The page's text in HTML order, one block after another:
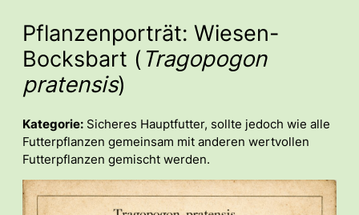
Pflanzenporträt: Wiesen-
Bocksbart ( Tragopogon
pratensis)
Kategorie: Sicheres Hauptfutter, sollte jedoch wie alle
Futterpflanzen gemeinsam mit anderen wertvollen
Futterpflanzen gemischt werden.